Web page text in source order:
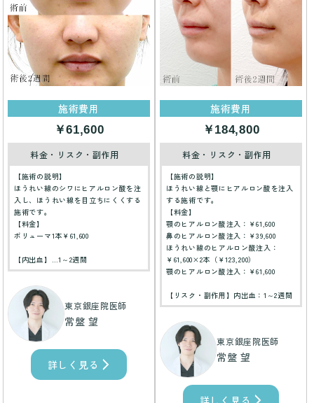
施術費用
￥61,600
料金・リスク・副作用
【施術の説明】
ほうれい線のシワにヒアルロン酸を注
入し、ほうれい線を目立ちにくくする
施術です。
【料金】
ボリューマ1本￥61,600
【内出血】…1～2週間
東京銀座院医師
常盤 望
詳しく見る
施術費用
￥184,800
料金・リスク・副作用
【施術の説明】
ほうれい線と顎にヒアルロン酸を注入
する施術です。
【料金】
顎のヒアルロン酸注入：￥61,600
鼻のヒアルロン酸注入：￥39,600
ほうれい線のヒアルロン酸注入：
￥61,600×2本（￥123,200）
顎のヒアルロン酸注入：￥61,600
【リスク・副作用】内出血：1～2週間
東京銀座院医師
常盤 望